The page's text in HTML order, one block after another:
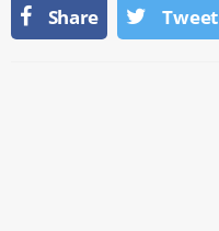
Share Tweet